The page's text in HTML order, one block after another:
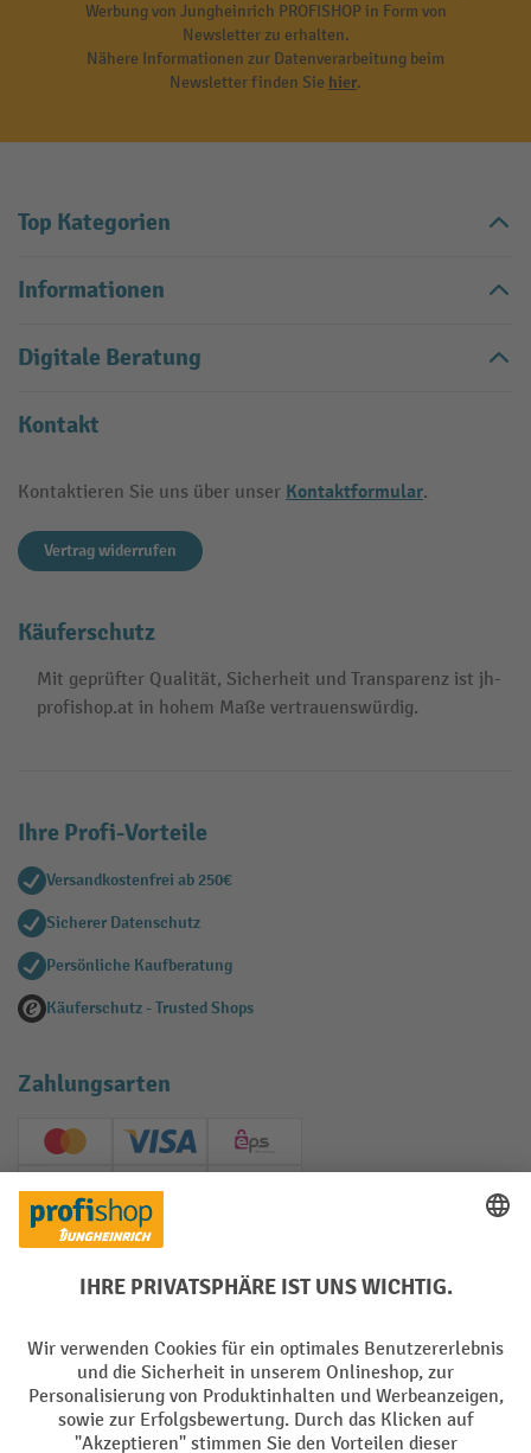
Werbung von Jungheinrich PROFISHOP in Form von
Newsletter zu erhalten.
Nähere Informationen zur Datenverarbeitung beim
Newsletter finden Sie hier.
Top Kategorien
Informationen
Digitale Beratung
Kontakt
Kontaktieren Sie uns über unser Kontaktformular.
Vertrag widerrufen
Käuferschutz
Mit geprüfter Qualität, Sicherheit und Transparenz ist jh-
profishop.at in hohem Maße vertrauenswürdig.
Ihre Profi-Vorteile
Versandkostenfrei ab 250€
Sicherer Datenschutz
Persönliche Kaufberatung
Käuferschutz - Trusted Shops
Zahlungsarten
Creditcard (Master)Creditcard (Visa)
EPS
PayPal
Soziale Netzwerke
Impressum Datenschutz